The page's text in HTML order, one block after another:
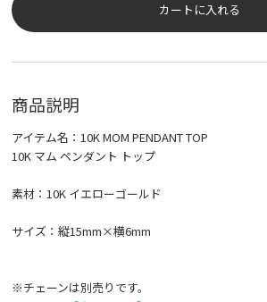
カートに入れる
商品説明
アイテム名：10K MOM PENDANT TOP
10K マム ペンダント トップ
素材：10K イエローゴールド
サイズ：縦15mm×横6mm
※チェーンは別売りです。